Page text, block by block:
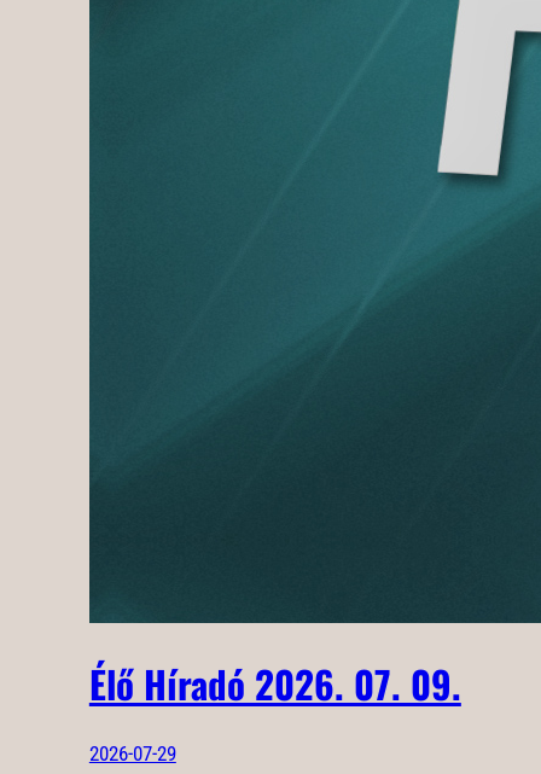
Élő Híradó 2026. 07. 09.
2026-07-29